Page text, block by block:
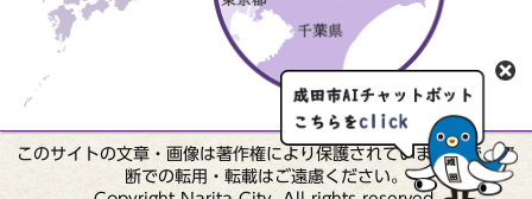
このサイトの文章・画像は著作権により保護されていますので、無
断での転用・転載はご遠慮ください。